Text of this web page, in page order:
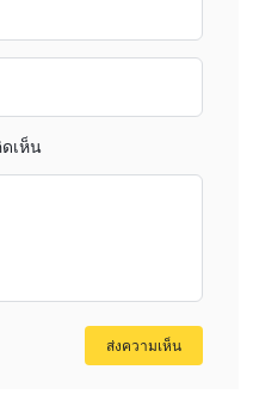
น WikiFX
ำพูดที่ได้รับจากผู้ใช้
อมูลและประเมินความเสี่ยง
บการควบคุม โปรดปรึกษา
องเราจะทำงานเพื่อแก้ไข
ามารถเรียกคืนได้
เห็น
ส่งความเห็น